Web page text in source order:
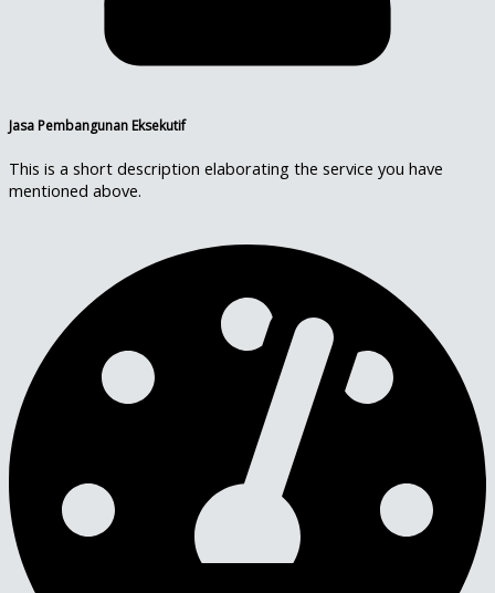
Jasa Pembangunan Eksekutif
This is a short description elaborating the service you have
mentioned above.​